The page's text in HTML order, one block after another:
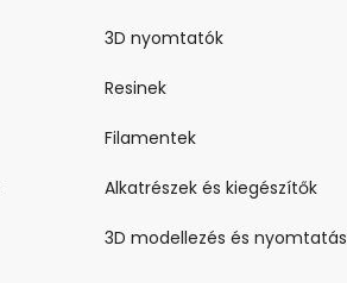
3D nyomtatók
Resinek
Filamentek
Alkatrészek és kiegészítők
3D modellezés és nyomtatás